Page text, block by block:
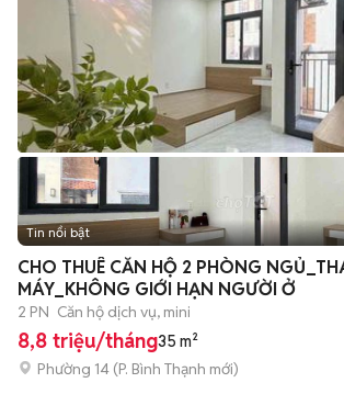
Tin nổi bật
CHO THUÊ CĂN HỘ 2 PHÒNG
MÁY_KHÔNG GIỚI HẠN NGƯỜI Ở
2 PN Căn hộ dịch vụ, mini
8,8 triệu/tháng35 m²
Phường 14 (P. Bình Thạnh mới)